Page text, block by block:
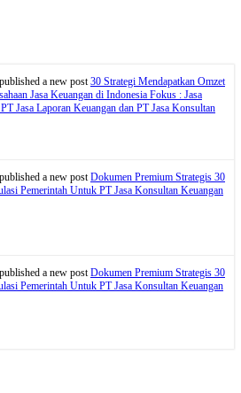
published a new postDokumen Premium Strategis 30
Pemerintah Untuk PT Jasa Konsultan Keuangan
published a new post30 Strategi Mendapatkan Omzet
Jasa Keuangan di Indonesia Fokus : Jasa
Jasa Laporan Keuangan dan PT Jasa Konsultan
published a new postDokumen Premium Strategis 30
Pemerintah Untuk PT Jasa Konsultan Keuangan